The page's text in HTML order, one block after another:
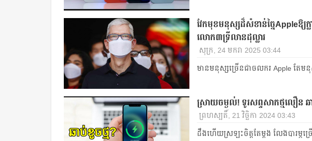
វែកមុខមនុស្សដ៏សំខាន់ច្នៃAppleឱ្យក្
លោក៣ទ្រីលានដុល្លារ
សុក្រ, 24 មករា 2025 03:44
មានមនុស្សច្រើនជាចលករ Apple តែមនុ
ស្រាយចម្ងល់! ទូរសព្ទសាកថ្មលឿន ឆ
ព្រហស្បតិ៍, 21 វិច្ឆិកា 2024 03:43
ដឹងហើយស្រឡះចិត្តតែម្ដង លែងបារម្ភច្រ